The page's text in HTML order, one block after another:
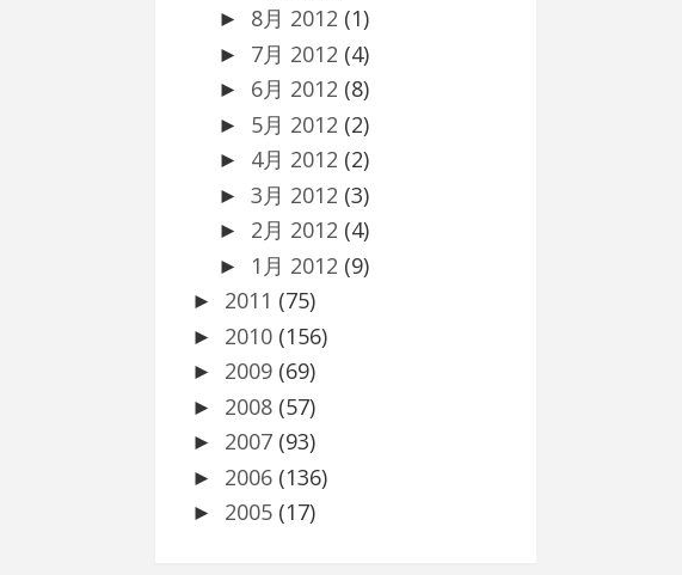
► 8月 2012 (1)
► 7月 2012 (4)
► 6月 2012 (8)
► 5月 2012 (2)
► 4月 2012 (2)
► 3月 2012 (3)
► 2月 2012 (4)
► 1月 2012 (9)
► 2011 (75)
► 2010 (156)
► 2009 (69)
► 2008 (57)
► 2007 (93)
► 2006 (136)
► 2005 (17)